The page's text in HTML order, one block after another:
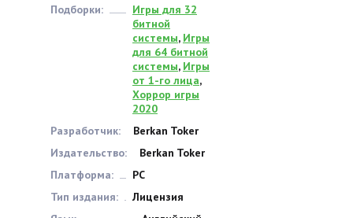
Подборки:
Игры для 32
битной
системы, Игры
для 64 битной
системы, Игры
от 1-го лица,
Хоррор игры
2020
Разработчик:
Berkan Toker
Издательство:
Berkan Toker
Платформа:
PC
Тип издания:
Лицензия